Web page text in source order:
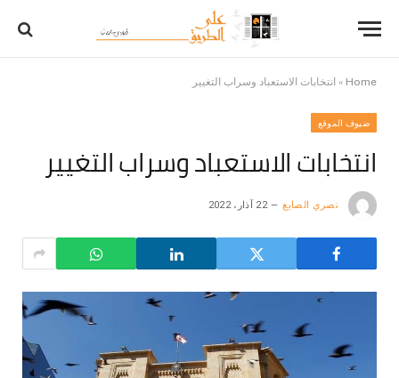
Home
» انتخابات الاستعباد وسراب التغيير
ضيوف الموقع
انتخابات الاستعباد وسراب التغيير
نصري الصايغ 22 آذار، 2022